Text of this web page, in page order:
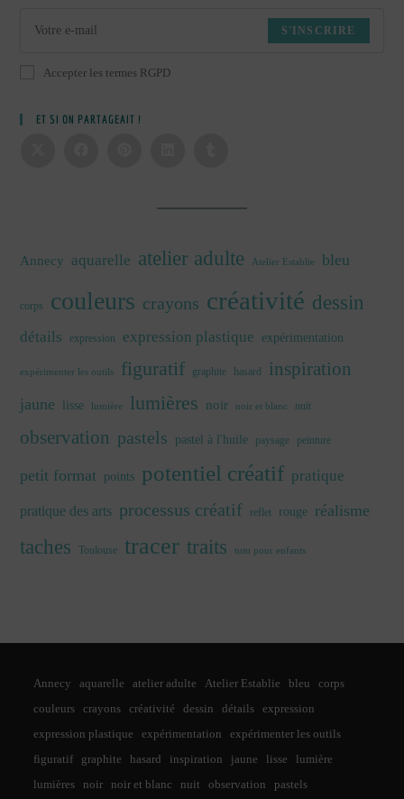
S'INSCRIRE
Accepter les termes RGPD
ET SI ON PARTAGEAIT !
Annecy aquarelle atelier adulte Atelier Establie bleu
corps couleurs crayons créativité dessin
détails expression expression plastique expérimentation
expérimenter les outils figuratif graphite hasard inspiration
jaune lisse lumière lumières noir noir et blanc nuit
observation pastels pastel à l'huile paysage peinture
petit format points potentiel créatif pratique
pratique des arts processus créatif reflet rouge réalisme
taches Toulouse tracer traits tuto pour enfants
Annecy aquarelle atelier adulte Atelier Establie bleu
corps
couleurs
crayons créativité dessin détails
expression
expression plastique
expérimentation
expérimenter les outils
figuratif
graphite hasard inspiration jaune lisse
lumière
lumières
noir noir et blanc nuit observation
pastels